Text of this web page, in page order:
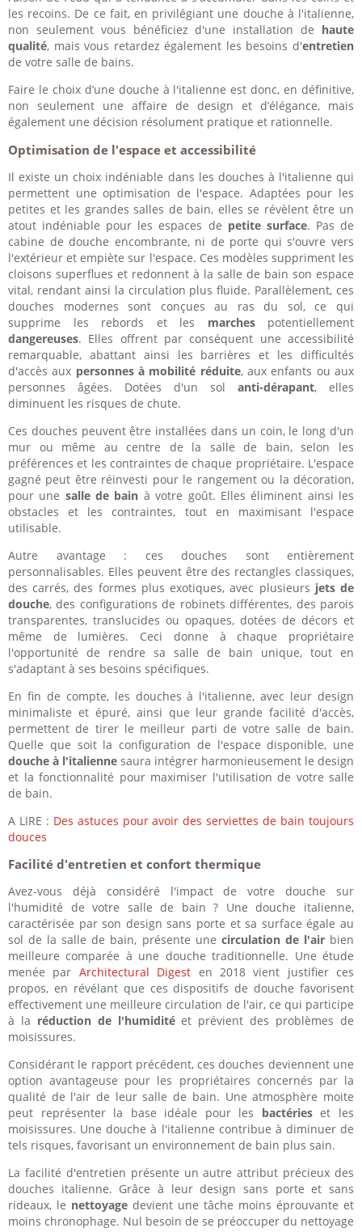
les recoins. De ce fait, en privilégiant une douche à l'italienne,
non seulement vous bénéficiez d'une installation de haute
qualité, mais vous retardez également les besoins d'entretien
de votre salle de bains.
Faire le choix d’une douche à l'italienne est donc, en définitive,
non seulement une affaire de design et d’élégance, mais
également une décision résolument pratique et rationnelle.
Optimisation de l'espace et accessibilité
Il existe un choix indéniable dans les douches à l'italienne qui
permettent une optimisation de l'espace. Adaptées pour les
petites et les grandes salles de bain, elles se révèlent être un
atout indéniable pour les espaces de petite surface. Pas de
cabine de douche encombrante, ni de porte qui s'ouvre vers
l'extérieur et empiète sur l'espace. Ces modèles suppriment les
cloisons superflues et redonnent à la salle de bain son espace
vital, rendant ainsi la circulation plus fluide. Parallèlement, ces
douches modernes sont conçues au ras du sol, ce qui
supprime les rebords et les marchespotentiellement
dangereuses. Elles offrent par conséquent une accessibilité
remarquable, abattant ainsi les barrières et les difficultés
d'accès aux personnes à mobilité réduite, aux enfants ou aux
personnes âgées. Dotées d'un sol anti-dérapant, elles
diminuent les risques de chute.
Ces douches peuvent être installées dans un coin, le long d'un
mur ou même au centre de la salle de bain, selon les
préférences et les contraintes de chaque propriétaire. L'espace
gagné peut être réinvesti pour le rangement ou la décoration,
pour une salle de bain à votre goût. Elles éliminent ainsi les
obstacles et les contraintes, tout en maximisant l'espace
utilisable.
Autre avantage : ces douches sont entièrement
personnalisables. Elles peuvent être des rectangles classiques,
des carrés, des formes plus exotiques, avec plusieurs jets de
douche, des configurations de robinets différentes, des parois
transparentes, translucides ou opaques, dotées de décors et
même de lumières. Ceci donne à chaque propriétaire
l'opportunité de rendre sa salle de bain unique, tout en
s'adaptant à ses besoins spécifiques.
En fin de compte, les douches à l'italienne, avec leur design
minimaliste et épuré, ainsi que leur grande facilité d'accès,
permettent de tirer le meilleur parti de votre salle de bain.
Quelle que soit la configuration de l'espace disponible, une
douche à l'italienne saura intégrer harmonieusement le design
et la fonctionnalité pour maximiser l'utilisation de votre salle
de bain.
A LIRE : Des astuces pour avoir des serviettes de bain toujours
douces
Facilité d'entretien et confort thermique
Avez-vous déjà considéré l'impact de votre douche sur
l'humidité de votre salle de bain ? Une douche italienne,
caractérisée par son design sans porte et sa surface égale au
sol de la salle de bain, présente une circulation de l'airbien
meilleure comparée à une douche traditionnelle. Une étude
menée par Architectural Digest en 2018 vient justifier ces
propos, en révélant que ces dispositifs de douche favorisent
effectivement une meilleure circulation de l'air, ce qui participe
à la réduction de l'humiditéet prévient des problèmes de
moisissures.
Considérant le rapport précédent, ces douches deviennent une
option avantageuse pour les propriétaires concernés par la
qualité de l'air de leur salle de bain. Une atmosphère moite
peut représenter la base idéale pour les bactérieset les
moisissures. Une douche à l'italienne contribue à diminuer de
tels risques, favorisant un environnement de bain plus sain.
La facilité d'entretien présente un autre attribut précieux des
douches italienne. Grâce à leur design sans porte et sans
rideaux, le nettoyage devient une tâche moins éprouvante et
moins chronophage. Nul besoin de se préoccuper du nettoyage